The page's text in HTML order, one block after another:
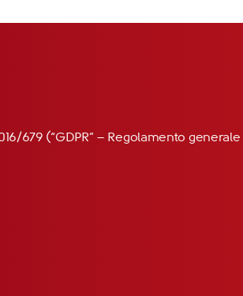
679 (“GDPR” – Regolamento